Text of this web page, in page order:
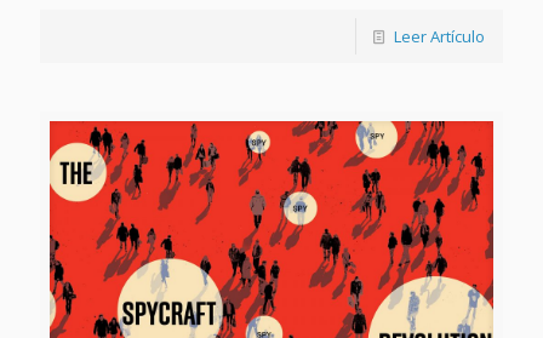
Leer Artículo